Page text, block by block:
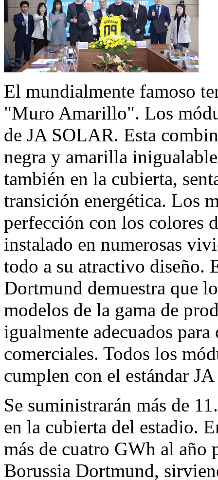
El mundialmente famoso
"Muro Amarillo". Los
de JA SOLAR. Esta
negra y amarilla
también en la cubierta,
transición energética. Los
perfección con los colores
instalado en numerosas
todo a su atractivo diseño.
Dortmund demuestra que
modelos de la gama de
igualmente adecuados
comerciales. Todos los
cumplen con el estándar
Se suministrarán más de
en la cubierta del estadio.
más de cuatro GWh al año
Borussia Dortmund,